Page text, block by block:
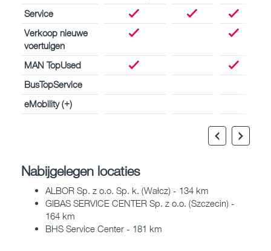
Service
Verkoop nieuwe
voertuigen
MAN TopUsed
BusTopService
eMobility (+)
Nabijgelegen locaties
ALBOR Sp. z o.o. Sp. k. (Wałcz) - 134 km
GIBAS SERVICE CENTER Sp. z o.o. (Szczecin) -
164 km
BHS Service Center - 181 km